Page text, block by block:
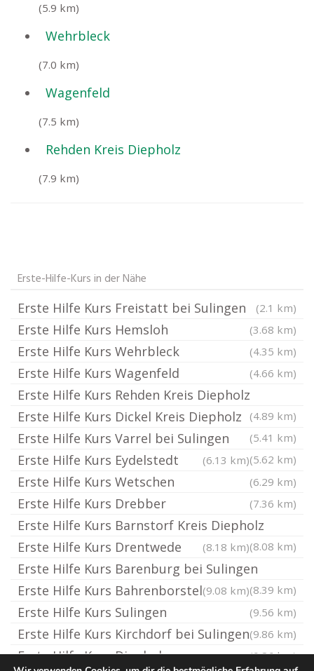
(5.9 km)
Wehrbleck
(7.0 km)
Wagenfeld
(7.5 km)
Rehden Kreis Diepholz
(7.9 km)
Erste-Hilfe-Kurs in der Nähe
Erste Hilfe Kurs Freistatt bei Sulingen (2.1 km)
Erste Hilfe Kurs Hemsloh (3.68 km)
Erste Hilfe Kurs Wehrbleck (4.35 km)
Erste Hilfe Kurs Wagenfeld (4.66 km)
Erste Hilfe Kurs Rehden Kreis Diepholz
(4.89 km)
Erste Hilfe Kurs Dickel Kreis Diepholz
(5.41 km)
Erste Hilfe Kurs Varrel bei Sulingen
(5.62 km)
Erste Hilfe Kurs Eydelstedt (6.13 km)
Erste Hilfe Kurs Wetschen (6.29 km)
Erste Hilfe Kurs Drebber (7.36 km)
Erste Hilfe Kurs Barnstorf Kreis Diepholz
(8.08 km)
Erste Hilfe Kurs Drentwede (8.18 km)
Erste Hilfe Kurs Barenburg bei Sulingen
(8.39 km)
Erste Hilfe Kurs Bahrenborstel(9.08 km)
Erste Hilfe Kurs Sulingen (9.56 km)
Erste Hilfe Kurs Kirchdorf bei Sulingen(9.86 km)
Erste Hilfe Kurs Diepholz (9.86 km)